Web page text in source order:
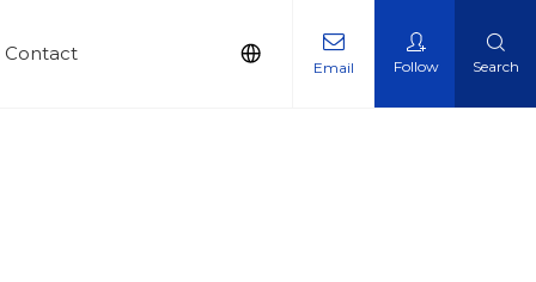
Contact
Email Follow Search